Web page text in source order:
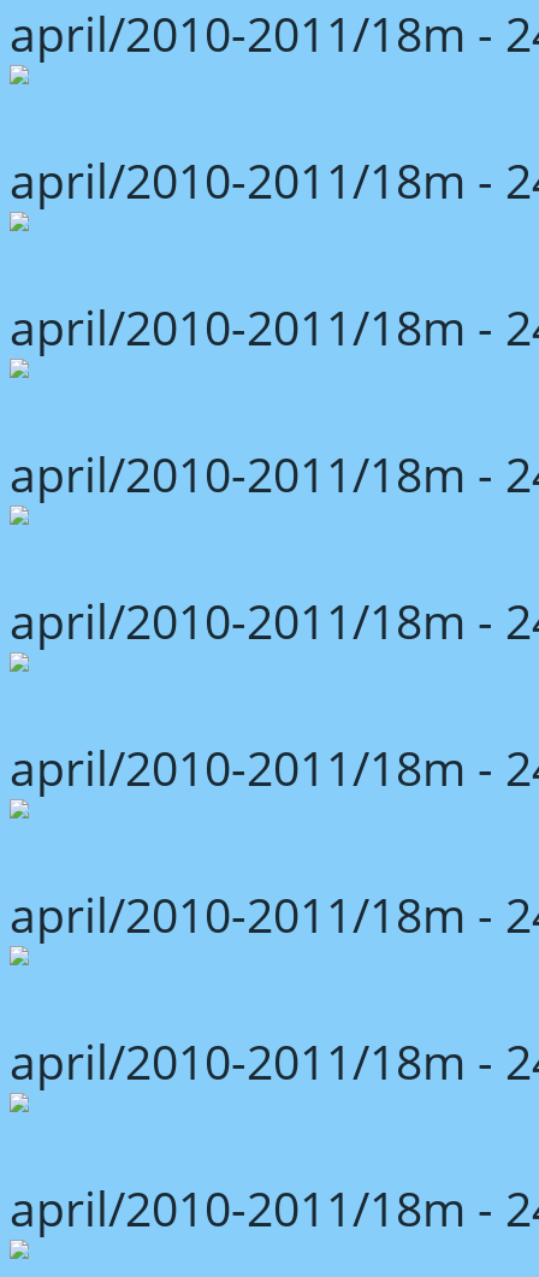
april/2010-2011/18m -
april/2010-2011/18m -
april/2010-2011/18m -
april/2010-2011/18m -
april/2010-2011/18m -
april/2010-2011/18m -
april/2010-2011/18m -
april/2010-2011/18m -
april/2010-2011/18m -